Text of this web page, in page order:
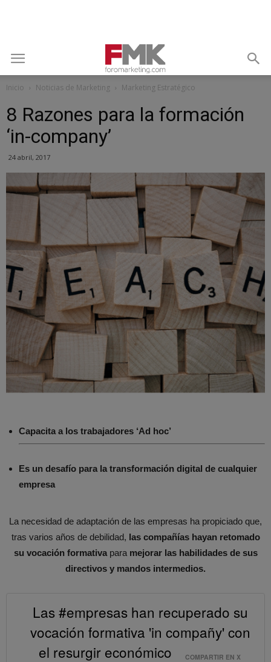
Inicio Noticias de Marketing Marketing Estratégico
8 Razones para la formación
‘in-company’
24 abril, 2017
Capacita a los trabajadores ‘Ad hoc’
Es un desafío para la transformación digital de cualquier
empresa
La necesidad de adaptación de las empresas ha propiciado que,
tras varios años de debilidad, las compañías hayan retomado
su vocación formativapara mejorar las habilidades de sus
directivos y mandos intermedios.
Las #empresas han recuperado su
vocación formativa 'in compañy' con
el resurgir económico
COMPARTIR EN X